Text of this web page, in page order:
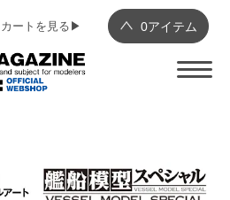
0アイテム
カートを見る▶︎